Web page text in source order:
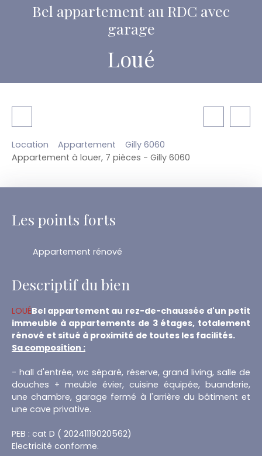
Bel appartement au RDC avec
garage
Loué
Location Appartement
Gilly 6060
Appartement à louer, 7 pièces - Gilly 6060
Les points forts
Appartement rénové
Descriptif du bien
LOUÉBel appartement au rez-de-chaussée d'un petit
immeuble à appartements de 3 étages, totalement
rénové et situé à proximité de toutes les facilités.
Sa composition :
- hall d'entrée, wc séparé, réserve, grand living, salle de
douches + meuble évier, cuisine équipée, buanderie,
une chambre, garage fermé à l'arrière du bâtiment et
une cave privative.
PEB : cat D ( 20241119020562)
Electricité conforme.